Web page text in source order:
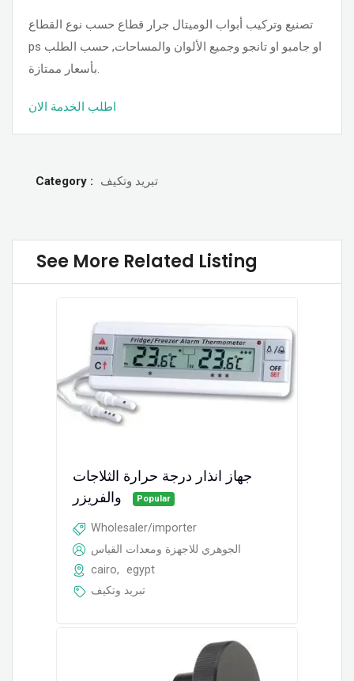
تصنيع وتركيب أبواب الوميتال جرار قطاع حسب نوع القطاع
ps او جامبو او تانجو وجميع الألوان والمساحات, حسب الطلب
بأسعار ممتازة.
اطلب الخدمة الان
Category : تبريد وتكيف
See More Related Listing
جهاز انذار درجة حرارة الثلاجات
والفريزر
Popular
Wholesaler/importer
الجوهري للاجهزة ومعدات القياس
cairo,
egypt
تبريد وتكيف